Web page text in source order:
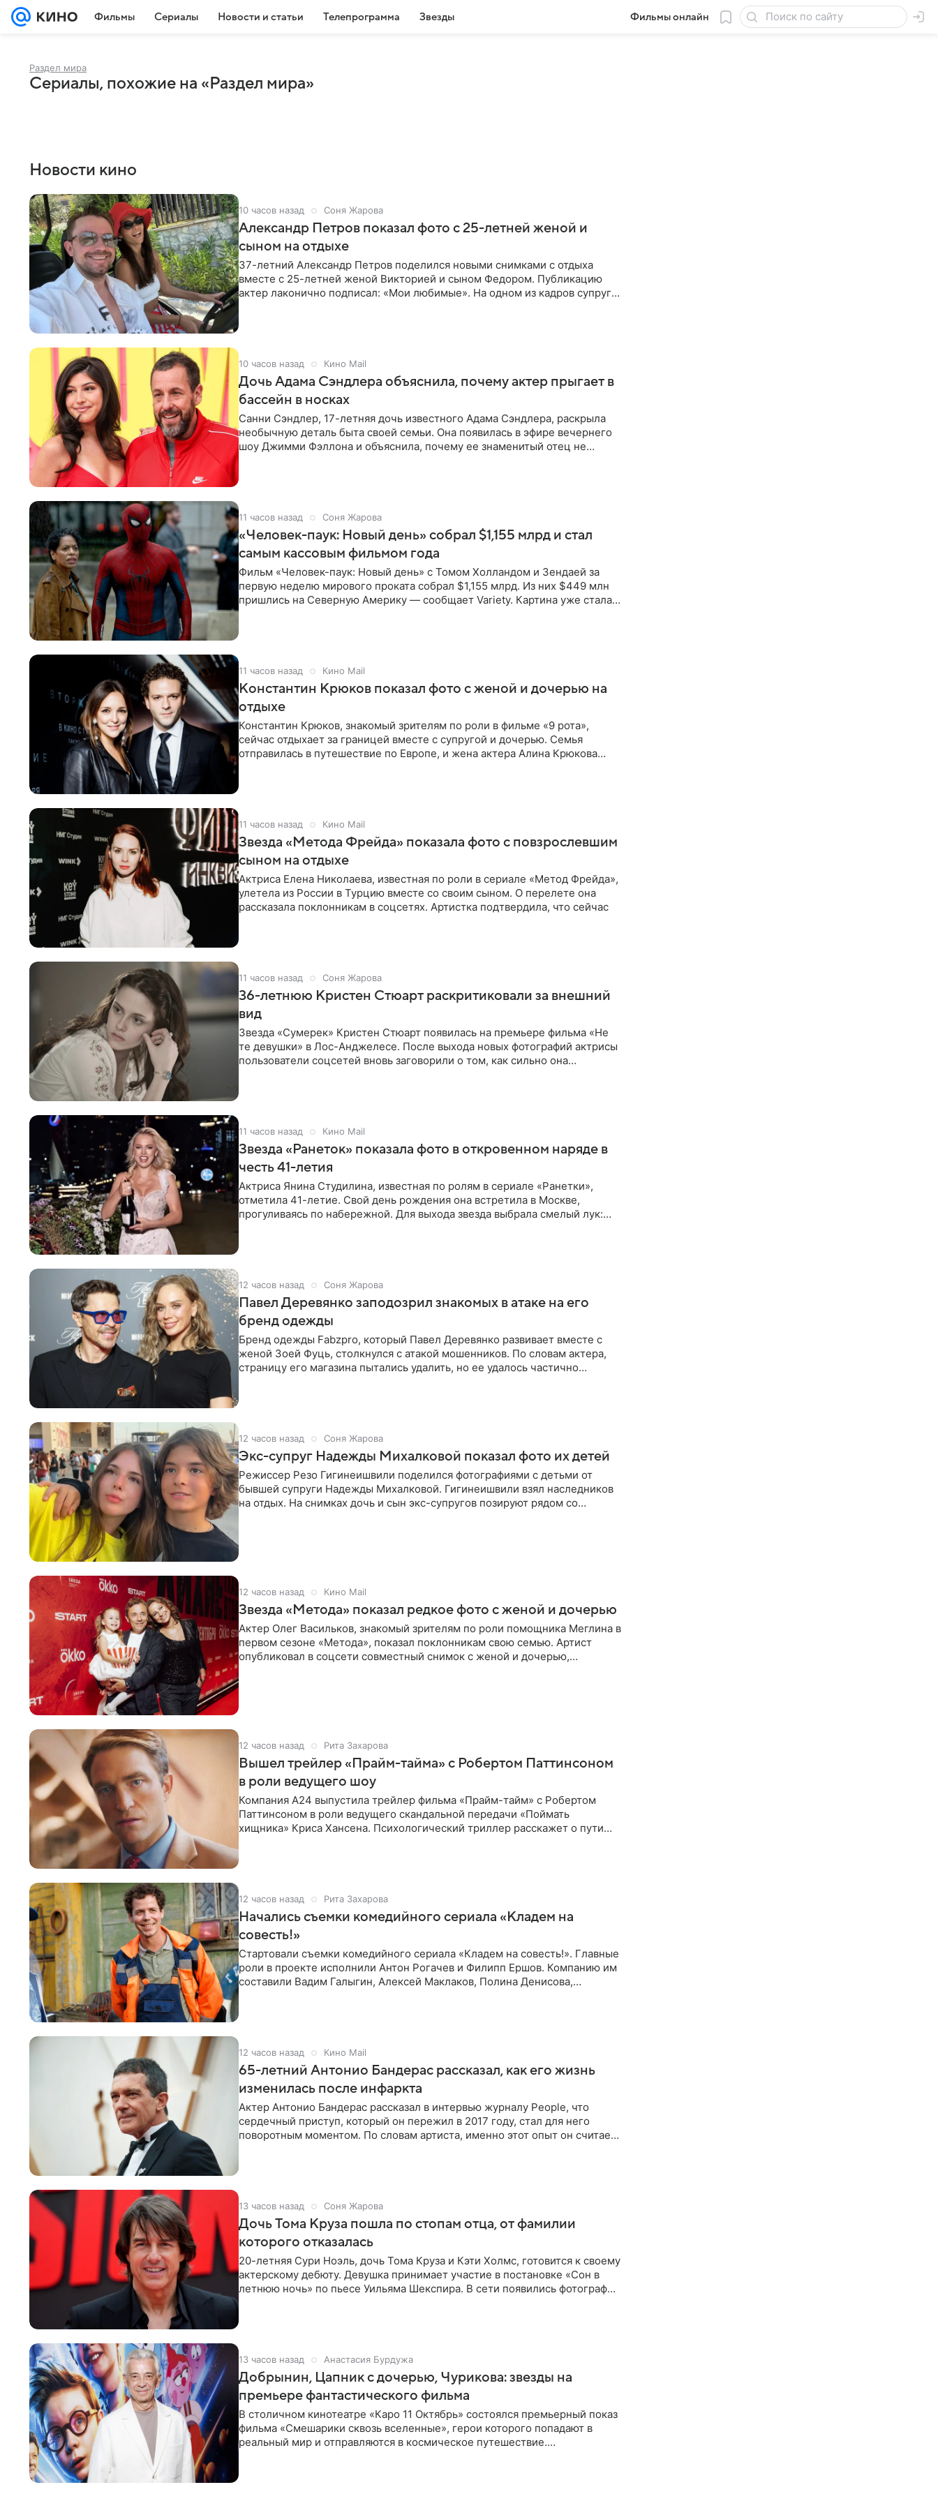
Фильмы Сериалы Новости и статьи Телепрограмма Звезды Фильмы онлайн
Раздел мира
Сериалы, похожие на «Раздел мира»
Новости кино
10 часов назад Соня Жарова
Александр Петров показал фото с 25-летней женой и
сыном на отдыхе
37-летний Александр Петров поделился новыми снимками с отдыха
вместе с 25-летней женой Викторией и сыном Федором. Публикацию
актер лаконично подписал: «Мои любимые». На одном из кадров супруги
10 часов назад Кино Mail
Дочь Адама Сэндлера объяснила, почему актер прыгает в
бассейн в носках
Санни Сэндлер, 17-летняя дочь известного Адама Сэндлера, раскрыла
необычную деталь быта своей семьи. Она появилась в эфире вечернего
шоу Джимми Фэллона и объяснила, почему ее знаменитый отец не
11 часов назад Соня Жарова
«Человек-паук: Новый день» собрал $1,155 млрд и стал
самым кассовым фильмом года
Фильм «Человек-паук: Новый день» с Томом Холландом и Зендаей за
первую неделю мирового проката собрал $1,155 млрд. Из них $449 млн
пришлись на Северную Америку — сообщает Variety. Картина уже стала
11 часов назад Кино Mail
Константин Крюков показал фото с женой и дочерью на
отдыхе
Константин Крюков, знакомый зрителям по роли в фильме «9 рота»,
сейчас отдыхает за границей вместе с супругой и дочерью. Семья
отправилась в путешествие по Европе, и жена актера Алина Крюкова
11 часов назад Кино Mail
Звезда «Метода Фрейда» показала фото с повзрослевшим
сыном на отдыхе
Актриса Елена Николаева, известная по роли в сериале «Метод Фрейда»,
улетела из России в Турцию вместе со своим сыном. О перелете она
рассказала поклонникам в соцсетях. Артистка подтвердила, что сейчас
11 часов назад Соня Жарова
36-летнюю Кристен Стюарт раскритиковали за внешний
вид
Звезда «Сумерек» Кристен Стюарт появилась на премьере фильма «Не
те девушки» в Лос-Анджелесе. После выхода новых фотографий актрисы
пользователи соцсетей вновь заговорили о том, как сильно она
11 часов назад Кино Mail
Звезда «Ранеток» показала фото в откровенном наряде в
честь 41-летия
Актриса Янина Студилина, известная по ролям в сериале «Ранетки»,
отметила 41-летие. Свой день рождения она встретила в Москве,
прогуливаясь по набережной. Для выхода звезда выбрала смелый лук:
12 часов назад Соня Жарова
Павел Деревянко заподозрил знакомых в атаке на его
бренд одежды
Бренд одежды Fabzpro, который Павел Деревянко развивает вместе с
женой Зоей Фуць, столкнулся с атакой мошенников. По словам актера,
страницу его магазина пытались удалить, но ее удалось частично
12 часов назад Соня Жарова
Экс-супруг Надежды Михалковой показал фото их детей
Режиссер Резо Гигинеишвили поделился фотографиями с детьми от
бывшей супруги Надежды Михалковой. Гигинеишвили взял наследников
на отдых. На снимках дочь и сын экс-супругов позируют рядом со
12 часов назад Кино Mail
Звезда «Метода» показал редкое фото с женой и дочерью
Актер Олег Васильков, знакомый зрителям по роли помощника Меглина в
первом сезоне «Метода», показал поклонникам свою семью. Артист
опубликовал в соцсети совместный снимок с женой и дочерью,
12 часов назад Рита Захарова
Вышел трейлер «Прайм-тайма» с Робертом Паттинсоном
в роли ведущего шоу
Компания A24 выпустила трейлер фильма «Прайм-тайм» с Робертом
Паттинсоном в роли ведущего скандальной передачи «Поймать
хищника» Криса Хансена. Психологический триллер расскажет о пути
12 часов назад Рита Захарова
Начались съемки комедийного сериала «Кладем на
совесть!»
Стартовали съемки комедийного сериала «Кладем на совесть!». Главные
роли в проекте исполнили Антон Рогачев и Филипп Ершов. Компанию им
составили Вадим Галыгин, Алексей Маклаков, Полина Денисова,
12 часов назад Кино Mail
65-летний Антонио Бандерас рассказал, как его жизнь
изменилась после инфаркта
Актер Антонио Бандерас рассказал в интервью журналу People, что
сердечный приступ, который он пережил в 2017 году, стал для него
поворотным моментом. По словам артиста, именно этот опыт он считает
13 часов назад Соня Жарова
Дочь Тома Круза пошла по стопам отца, от фамилии
которого отказалась
20-летняя Сури Ноэль, дочь Тома Круза и Кэти Холмс, готовится к своему
актерскому дебюту. Девушка принимает участие в постановке «Сон в
летнюю ночь» по пьесе Уильяма Шекспира. В сети появились фотографии
13 часов назад Анастасия Бурдужа
Добрынин, Цапник с дочерью, Чурикова: звезды на
премьере фантастического фильма
В столичном кинотеатре «Каро 11 Октябрь» состоялся премьерный показ
фильма «Смешарики сквозь вселенные», герои которого попадают в
реальный мир и отправляются в космическое путешествие.